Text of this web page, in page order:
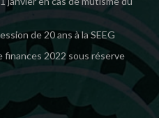
de 20 ans à la SEEG
finances 2022 sous réserve